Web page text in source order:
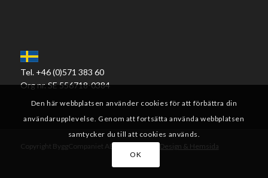
Tel. +46 (0)571 383 60
Org nr. SE 556718-0384
Copyright ByggCompaniet AB | Internet.se / Design & Hemsida
Den här webbplatsen använder cookies för att förbättra din
användarupplevelse. Genom att fortsätta använda webbplatsen
samtycker du till att cookies används.
OK